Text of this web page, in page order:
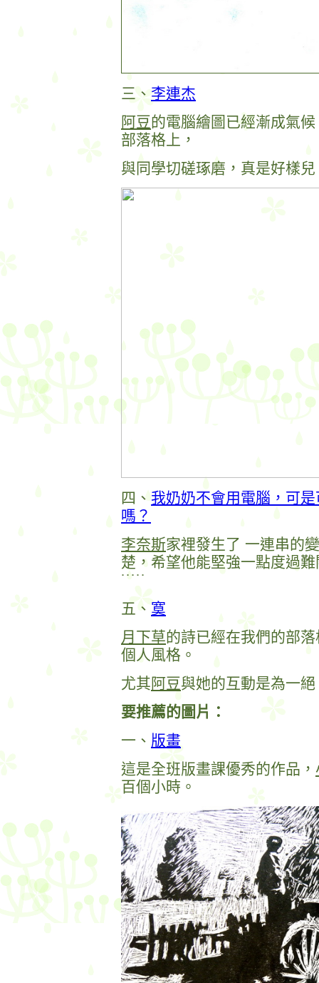
三、 李連杰
阿豆的電腦繪圖已經漸成氣
部落格上，
與同學切磋琢磨，真是好樣兒
四、我奶奶不會用電腦，可
嗎？
李奈斯家裡發生了 一連串的
楚，希望他能堅強一點度過
˙˙˙˙˙
五、寞
月下草的詩已經在我們的部
個人風格。
尤其阿豆與她的互動是為一
要推薦的圖片：
一、 版畫
這是全班版畫課優秀的作品，
百個小時。